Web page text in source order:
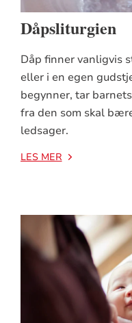
Dåpsliturgien
Dåp finner vanligvis
eller i en egen
begynner, tar
fra den som skal
ledsager.
LES MER